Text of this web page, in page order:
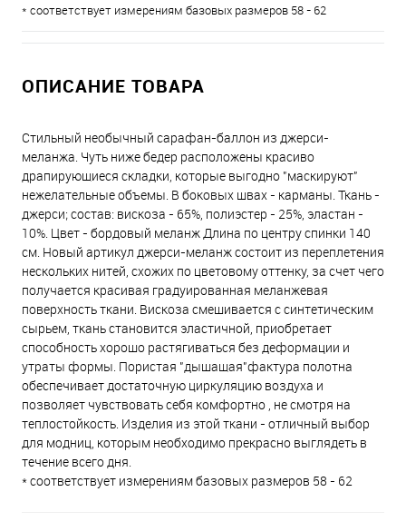
* соответствует измерениям базовых размеров 58 - 62
ОПИСАНИЕ ТОВАРА
Стильный необычный сарафан-баллон из джерси-
меланжа. Чуть ниже бедер расположены красиво
драпирующиеся складки, которые выгодно "маскируют"
нежелательные объемы. В боковых швах - карманы. Ткань -
джерси; состав: вискоза - 65%, полиэстер - 25%, эластан -
10%. Цвет - бордовый меланж Длина по центру спинки 140
см. Новый артикул джерси-меланж состоит из переплетения
нескольких нитей, схожих по цветовому оттенку, за счет чего
получается красивая градуированная меланжевая
поверхность ткани. Вискоза смешивается с синтетическим
сырьем, ткань становится эластичной, приобретает
способность хорошо растягиваться без деформации и
утраты формы. Пористая "дышащая"фактура полотна
обеспечивает достаточную циркуляцию воздуха и
позволяет чувствовать себя комфортно , не смотря на
теплостойкость. Изделия из этой ткани - отличный выбор
для модниц, которым необходимо прекрасно выглядеть в
течение всего дня.
* соответствует измерениям базовых размеров 58 - 62